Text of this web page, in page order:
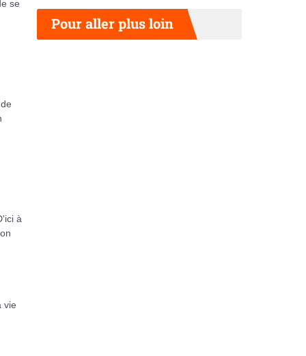
se
à
vie
Pour aller plus loin